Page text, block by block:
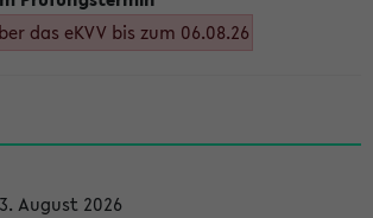
das eKVV bis zum 06.08.26
August 2026